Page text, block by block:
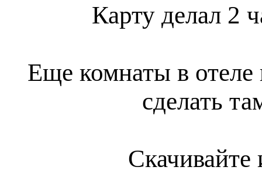
Карту делал 2
Еще комнаты в отеле
сделать
Скачивайте